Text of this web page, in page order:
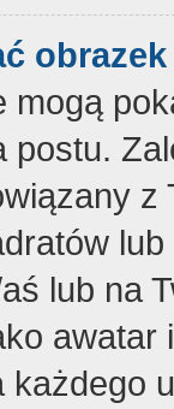
mogą
postu.
z
lub na